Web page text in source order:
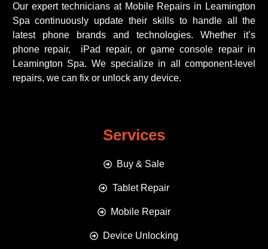
Our expert technicians at Mobile Repairs in Leamington
Spa continuously update their skills to handle all the
latest phone brands and technologies. Whether it’s
phone repair, iPad repair, or game console repair in
Leamington Spa. We specialize in all component-level
repairs, we can fix or unlock any device.
Services
Buy & Sale
Tablet Repair
Mobile Repair
Device Unlocking